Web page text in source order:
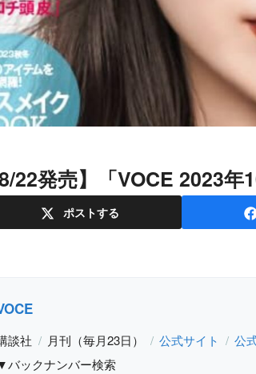
【8/22発売】「VOCE 2023
ポストする
談社 月刊（毎月23日） 公式サイト
公
バックナンバー検索